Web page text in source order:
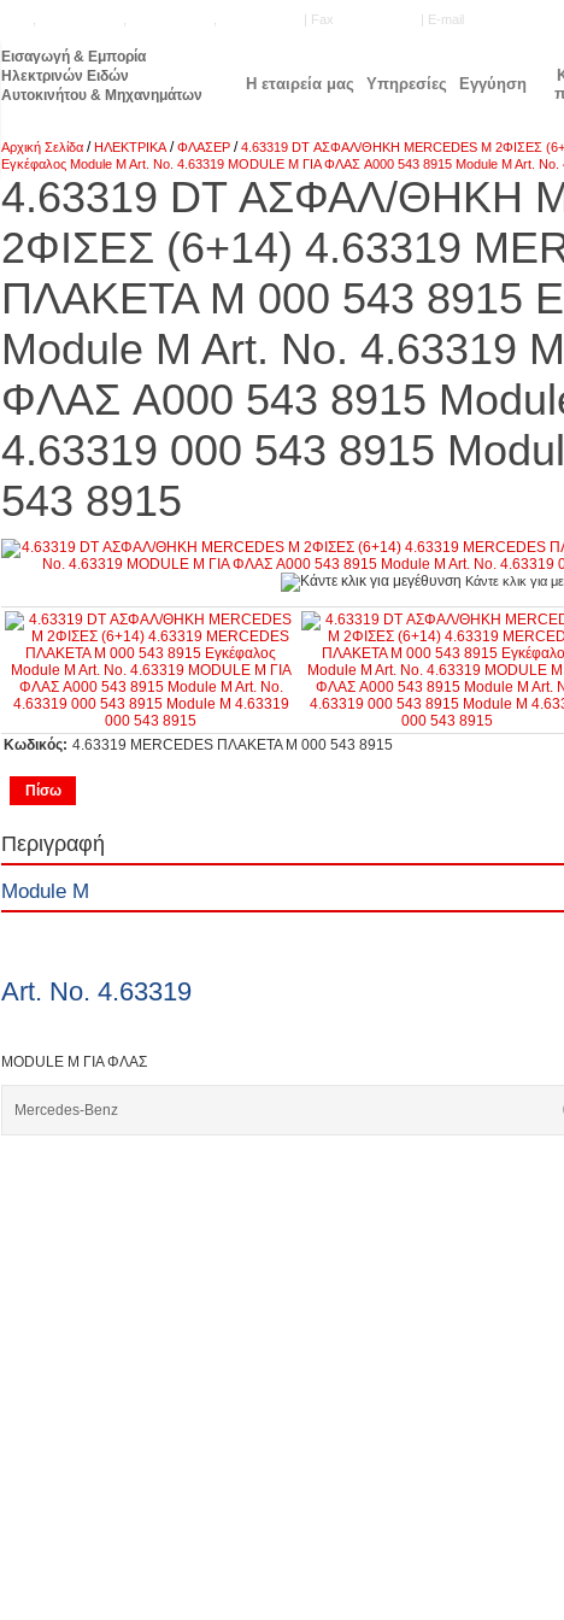
Εισαγωγή & Εμπορία
Ηλεκτρινών Ειδών
Αυτοκινήτου & Μηχανημάτων
| Fax | E-mail
Η εταιρεία μας Υπηρεσίες Εγγύηση
Αρχική Σελίδα /ΗΛΕΚΤΡΙΚΑ/ΦΛΑΣΕΡ /4.63319 DT ΑΣΦΑΛ/ΘΗΚΗ ΜΕRCEDES M 2ΦΙΣΕΣ
Εγκέφαλος Module M Art. No. 4.63319 MODULE M ΓΙΑ ΦΛΑΣ A000 543 8915 Module M Art.
4.63319 DT ΑΣΦΑΛ/ΘΗΚΗ
2ΦΙΣΕΣ (6+14) 4.63319
ΠΛΑΚΕΤΑ M 000 543 8915
Module M Art. No. 4.63319
ΦΛΑΣ A000 543 8915
4.63319 000 543 8915
543 8915
Κάντε κλικ για
Κωδικός: 4.63319 MERCEDES ΠΛΑΚΕΤΑ M 000 543 8915
Πίσω
Περιγραφή
Module M
Art. No. 4.63319
MODULE M ΓΙΑ ΦΛΑΣ
Mercedes-Benz